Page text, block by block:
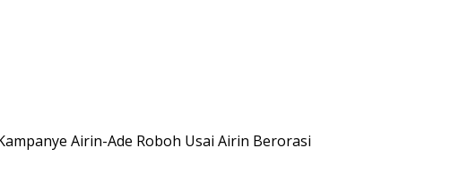
Airin-Ade Roboh Usai Airin Berorasi